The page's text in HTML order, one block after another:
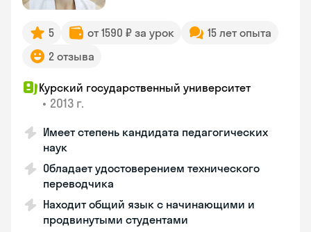
5 от 1590 ₽ за урок
15 лет опыта
2 отзыва
Курский государственный университет
• 2013 г.
Имеет степень кандидата педагогических
наук
Обладает удостоверением технического
переводчика
Находит общий язык с начинающими и
продвинутыми студентами